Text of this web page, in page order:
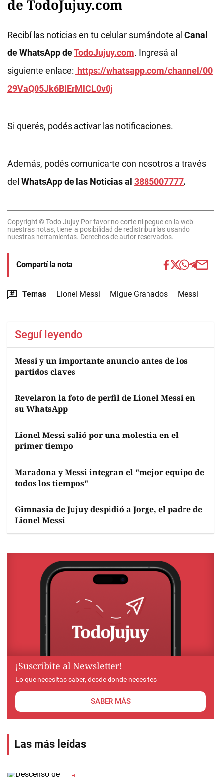
de TodoJujuy.com
Recibí las noticias en tu celular sumándote al Canal
de WhatsApp deTodoJujuy.com. Ingresá al
siguiente enlace: https://whatsapp.com/channel/00
29VaQ05Jk6BIErMlCL0v0j
Si querés, podés activar las notificaciones.
Además, podés comunicarte con nosotros a través
del WhatsApp de las Noticias al 3885007777.
Copyright © Todo Jujuy Por favor no corte ni pegue en la web
nuestras notas, tiene la posibilidad de redistribuirlas usando
nuestras herramientas. Derechos de autor reservados.
Compartí la nota
Temas Lionel Messi Migue Granados Messi
Seguí leyendo
Messi y un importante anuncio antes de los
partidos claves
Revelaron la foto de perfil de Lionel Messi en
su WhatsApp
Lionel Messi salió por una molestia en el
primer tiempo
Maradona y Messi integran el "mejor equipo de
todos los tiempos"
Gimnasia de Jujuy despidió a Jorge, el padre de
Lionel Messi
¡Suscribite al Newsletter!
Lo que necesitas saber, desde donde necesites
SABER MÁS
Las más leídas